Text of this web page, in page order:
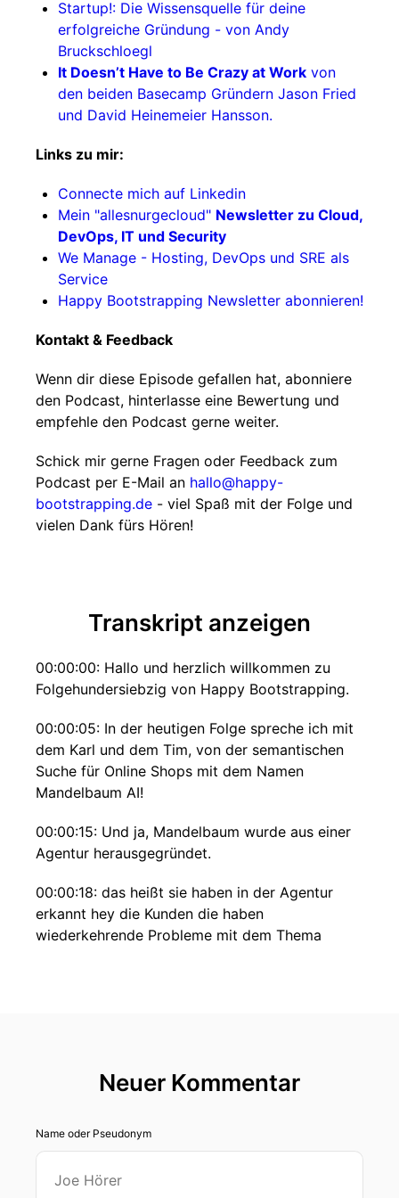
Startup!: Die Wissensquelle für deine
erfolgreiche Gründung - von Andy
Bruckschloegl
It Doesn’t Have to Be Crazy at Work von
den beiden Basecamp Gründern Jason Fried
und David Heinemeier Hansson.
Links zu mir:
Connecte mich auf Linkedin
Mein "allesnurgecloud" Newsletter zu Cloud,
DevOps, IT und Security
We Manage - Hosting, DevOps und SRE als
Service
Happy Bootstrapping Newsletter abonnieren!
Kontakt & Feedback
Wenn dir diese Episode gefallen hat, abonniere
den Podcast, hinterlasse eine Bewertung und
empfehle den Podcast gerne weiter.
Schick mir gerne Fragen oder Feedback zum
Podcast per E-Mail an hallo@happy-
bootstrapping.de - viel Spaß mit der Folge und
vielen Dank fürs Hören!
Transkript anzeigen
00:00:00: Hallo und herzlich willkommen zu
Folgehundersiebzig von Happy Bootstrapping.
00:00:05: In der heutigen Folge spreche ich mit
dem Karl und dem Tim, von der semantischen
Suche für Online Shops mit dem Namen
Mandelbaum AI!
00:00:15: Und ja, Mandelbaum wurde aus einer
Agentur herausgegründet.
00:00:18: das heißt sie haben in der Agentur
erkannt hey die Kunden die haben
wiederkehrende Probleme mit dem Thema
mal anschauen kann, wie das Ganze funktioniert
Neuer Kommentar
Name oder Pseudonym